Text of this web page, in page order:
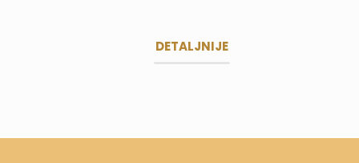
DETALJNIJE